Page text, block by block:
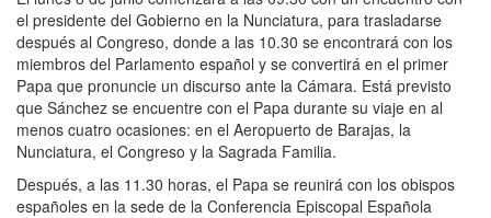
el presidente del Gobierno en la Nunciatura, para trasladarse
después al Congreso, donde a las 10.30 se encontrará con los
miembros del Parlamento español y se convertirá en el primer
Papa que pronuncie un discurso ante la Cámara. Está previsto
que Sánchez se encuentre con el Papa durante su viaje en al
menos cuatro ocasiones: en el Aeropuerto de Barajas, la
Nunciatura, el Congreso y la Sagrada Familia.
Después, a las 11.30 horas, el Papa se reunirá con los obispos
españoles en la sede de la Conferencia Episcopal Española